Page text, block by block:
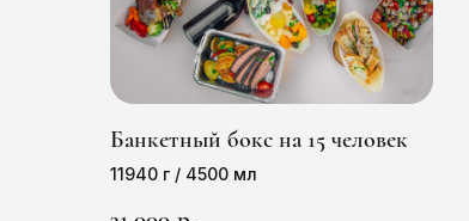
Банкетный бокс на 15 человек
11940 г / 4500 мл